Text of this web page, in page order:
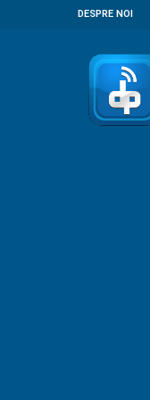
DESPRE NOI